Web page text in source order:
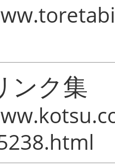
ンク集